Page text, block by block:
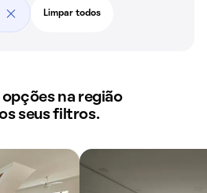
Limpar todos
na região
seus filtros.